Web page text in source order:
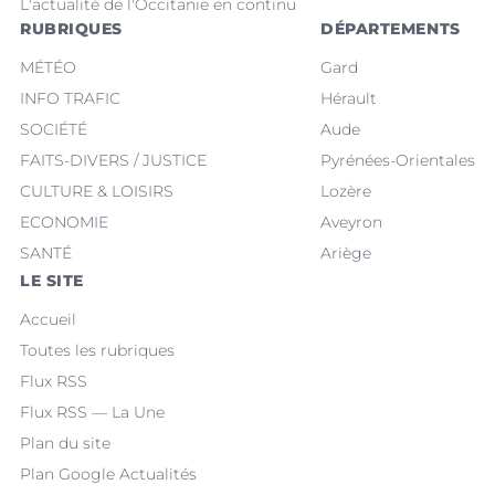
L'actualité de l'Occitanie en continu
RUBRIQUES
MÉTÉO
INFO TRAFIC
SOCIÉTÉ
FAITS-DIVERS / JUSTICE
CULTURE & LOISIRS
ECONOMIE
SANTÉ
DÉPARTEMENTS
Gard
Hérault
Aude
Pyrénées-Orientales
Lozère
Aveyron
Ariège
LE SITE
Accueil
Toutes les rubriques
Flux RSS
Flux RSS — La Une
Plan du site
Plan Google Actualités